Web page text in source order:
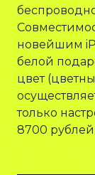
новейшим
белой
цвет
только
8700 рублей